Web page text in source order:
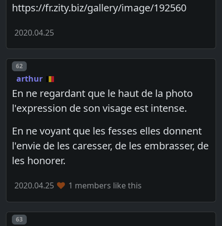
https://fr.zity.biz/gallery/image/192560
2020.04.25
Post number
62
arthur
En ne regardant que le haut de la photo
l'expression de son visage est intense.
En ne voyant que les fesses elles donnent
l'envie de les caresser, de les embrasser, de
les honorer.
2020.04.25 1 members like this
Post number
63